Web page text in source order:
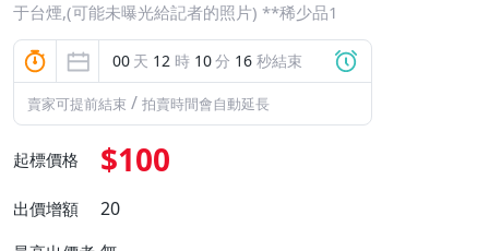
于台煙,(可能未曝光給記者的照片) **稀少品1
00 天 12 時 10分 15 秒結束
賣家可提前結束 / 拍賣時間會自動延長
起標價格 $100
出價增額 20